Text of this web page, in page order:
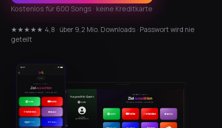
Kostenlos für 600 Songs · keine Kreditkarte
★★★★★ 4,8 · über 9,2 Mio. Downloads · Passwort wird nie
geteilt